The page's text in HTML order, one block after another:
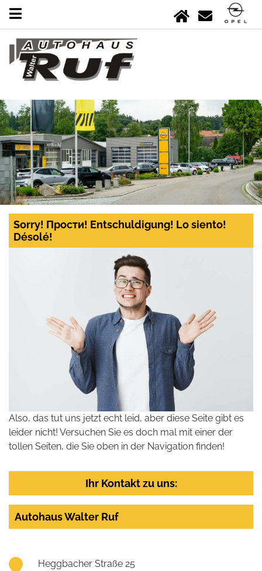
Sorry! Прости! Entschuldigung! Lo siento!
Désolé!
Also, das tut uns jetzt echt leid, aber diese Seite gibt es
leider nicht! Versuchen Sie es doch mal mit einer der
tollen Seiten, die Sie oben in der Navigation finden!
Ihr Kontakt zu uns:
Autohaus Walter Ruf
Heggbacher Straße 25